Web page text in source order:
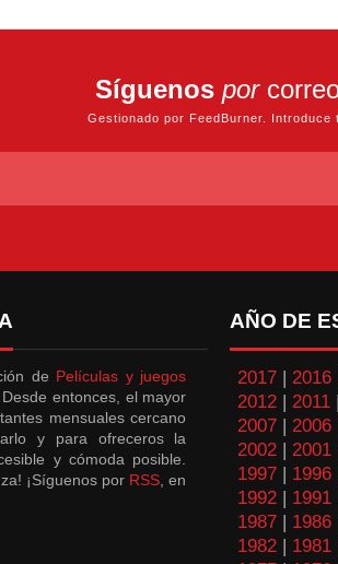
Síguenos por
Gestionado por FeedBurner. Introduce
AÑO DE
2017| 2016
2012 |2011
2007| 2006
2002| 2001
1997| 1996
1992| 1991
1987| 1986
1982| 1981
de Películas y juegos
entonces, el mayor
mensuales cercano
y para ofreceros la
y cómoda posible.
¡Síguenos por RSS , en